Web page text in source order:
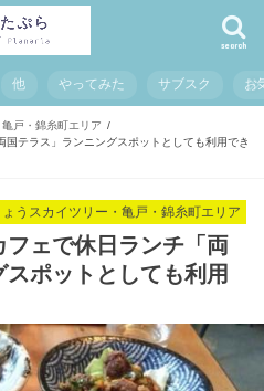
search
他 やってみた サブスク お
戸・錦糸町エリア
テラス」ランニングスポットとしても利用でき
ょうスカイツリー・亀戸・錦糸町エリア
ェで休日ランチ「両
ポットとしても利用